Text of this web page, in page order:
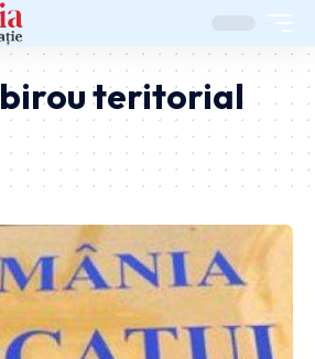
birou teritorial